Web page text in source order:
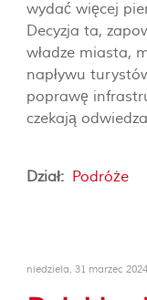
wydać więcej
Decyzja ta,
władze miasta,
napływu
poprawę
czekają
Dział: Podróże
niedziela, 31 marzec